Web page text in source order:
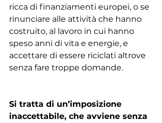
ricca di finanziamenti europei, o se
rinunciare alle attività che hanno
costruito, al lavoro in cui hanno
speso anni di vita e energie, e
accettare di essere riciclati altrove
senza fare troppe domande.
Si tratta di un’imposizione
inaccettabile, che avviene senza